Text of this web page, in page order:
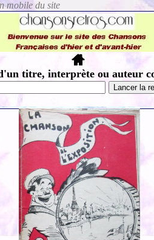
titre, interprète ou auteur